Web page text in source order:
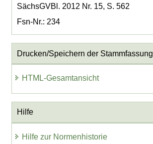
SächsGVBl. 2012 Nr. 15, S. 562
Fsn-Nr.: 234
Drucken/Speichern der Stammfassung
HTML-Gesamtansicht
Hilfe
Hilfe zur Normenhistorie